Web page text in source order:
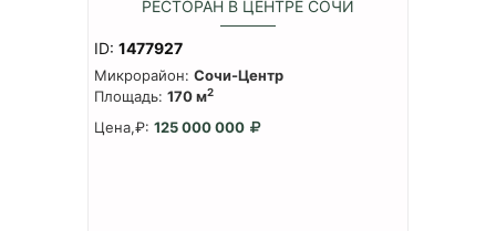
РЕСТОРАН В ЦЕНТРЕ СОЧИ
ID: 1477927
Микрорайон: Сочи-Центр
Площадь: 170 м2
Цена,₽: 125 000 000